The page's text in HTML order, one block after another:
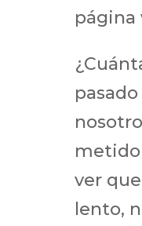
página
metido
ver
lento,